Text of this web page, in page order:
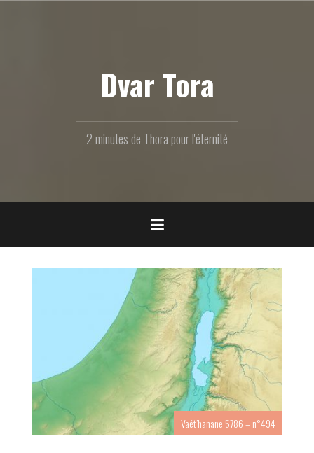
Dvar Tora
2 minutes de Thora pour l'éternité
Vaét’hanane 5786 – n°494